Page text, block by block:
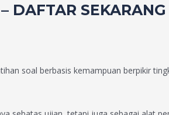
DAFTAR
soal berbasis kemampuan berpikir